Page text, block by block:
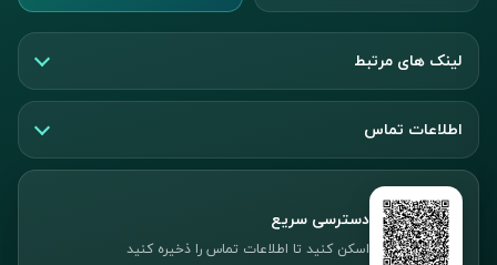
لینک های مرتبط
اطلاعات تماس
دسترسی سریع
اسکن کنید تا اطلاعات تماس را ذخیره کنید